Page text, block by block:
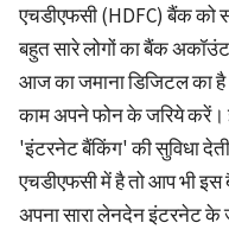
एचडीएफसी (HDFC) बैंक को
बहुत सारे लोगों का बैंक
आज का जमाना डिजिटल का
काम अपने फोन के जरिये करें।
'इंटरनेट बैंकिंग' की सुविधा
एचडीएफसी में है तो आप भी इस
अपना सारा लेनदेन इंटरनेट